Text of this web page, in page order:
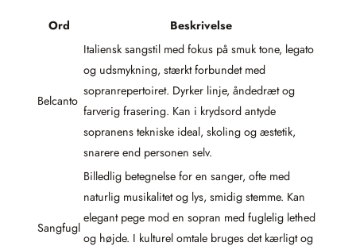
Ord Beskrivelse
Belcanto
Italiensk sangstil med fokus på smuk tone, legato
og udsmykning, stærkt forbundet med
sopranrepertoiret. Dyrker linje, åndedræt og
farverig frasering. Kan i krydsord antyde
sopranens tekniske ideal, skoling og æstetik,
snarere end personen selv.
Sangfugl
Billedlig betegnelse for en sanger, ofte med
naturlig musikalitet og lys, smidig stemme. Kan
elegant pege mod en sopran med fuglelig lethed
og højde. I kulturel omtale bruges det kærligt og